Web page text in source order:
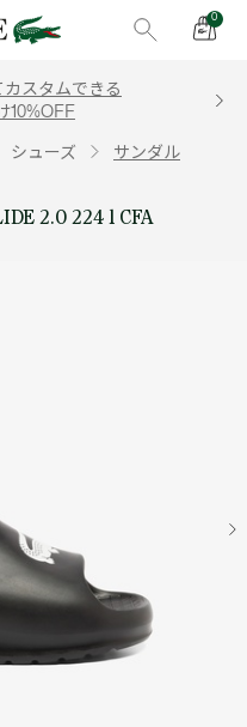
0
カスタムできる
10%OFF
シューズ サンダル
2.0 224 1 CFA